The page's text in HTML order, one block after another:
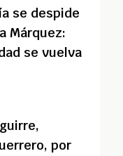
se despide
Márquez:
se vuelva
por